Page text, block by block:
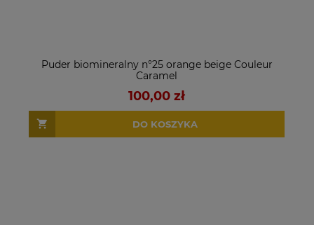
Puder biomineralny n°25 orange beige Couleur
Caramel
100,00 zł
DO KOSZYKA